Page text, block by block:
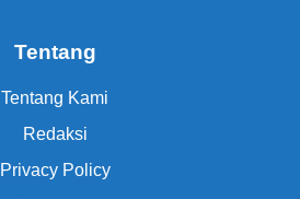
Tentang
Tentang Kami
Redaksi
Privacy Policy